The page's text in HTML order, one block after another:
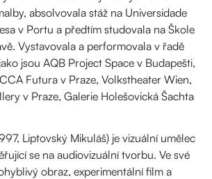
absolvovala stáž na Universidade
v Portu a předtím studovala na Škole
Vystavovala a performovala v řadě
jsou AQB Project Space v Budapešti,
Futura v Praze, Volkstheater Wien,
v Praze, Galerie Holešovická Šachta
Liptovský Mikuláš) je vizuální umělec
se na audiovizuální tvorbu. Ve své
obraz, experimentální film a